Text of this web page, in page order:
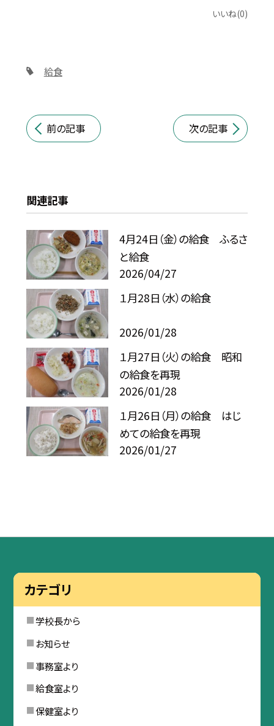
いいね(0)
給食
前の記事 次の記事
関連記事
4月24日（金）の給食 ふるさ
と給食
2026/04/27
１月28日（水）の給食
2026/01/28
１月27日（火）の給食 昭和
の給食を再現
2026/01/28
１月26日（月）の給食 はじ
めての給食を再現
2026/01/27
カテゴリ
学校長から
お知らせ
事務室より
給食室より
保健室より